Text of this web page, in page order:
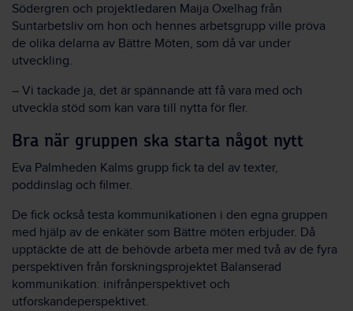
Södergren och projektledaren Maija Oxelhag från
Suntarbetsliv om hon och hennes arbetsgrupp ville pröva
de olika delarna av Bättre Möten, som då var under
utveckling.
– Vi tackade ja, det är spännande att få vara med och
utveckla stöd som kan vara till nytta för fler.
Bra när gruppen ska starta något nytt
Eva Palmheden Kalms grupp fick ta del av texter,
poddinslag och filmer.
De fick också testa kommunikationen i den egna gruppen
med hjälp av de enkäter som Bättre möten erbjuder. Då
upptäckte de att de behövde arbeta mer med två av de fyra
perspektiven från forskningsprojektet Balanserad
kommunikation: inifrånperspektivet och
utforskandeperspektivet.